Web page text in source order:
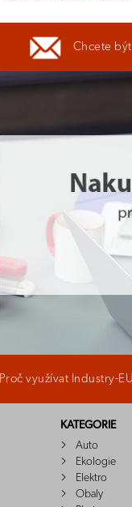
Chcete
Proč využívat Industry-
KATEGORIE
Auto
Ekologie
Elektro
Obaly